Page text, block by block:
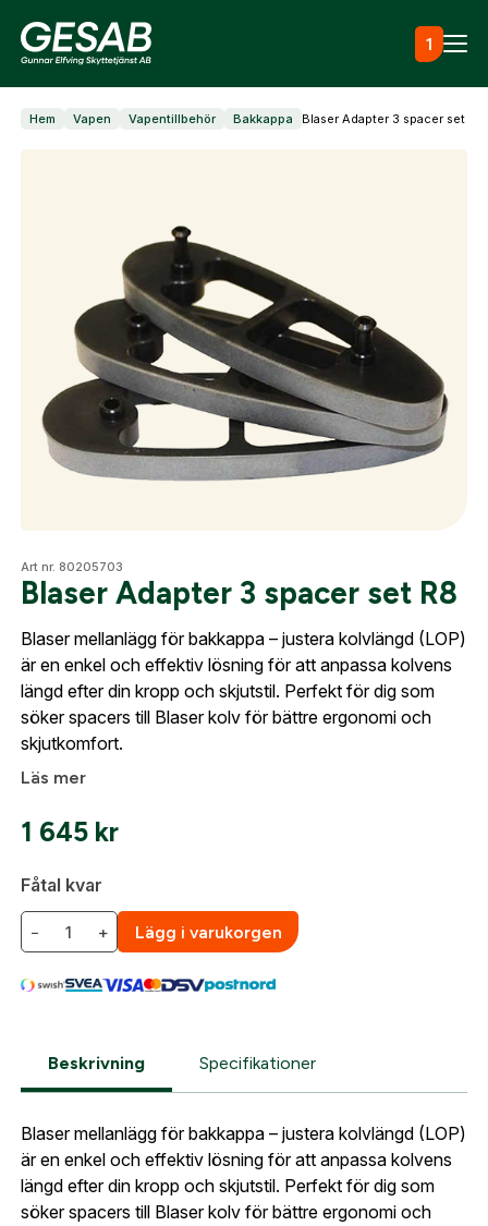
1
Ammunition
Utrustning
Jaktkläder & skor
Måltavlor
Vapen
Optik
Mer
Mitt konto
Kontakta oss
Hem Vapen Vapentillbehör Bakkappa Blaser Adapter 3 spacer set R8
Art nr. 80205703
Blaser Adapter 3 spacer set R8
Blaser mellanlägg för bakkappa – justera kolvlängd (LOP)
är en enkel och effektiv lösning för att anpassa kolvens
längd efter din kropp och skjutstil. Perfekt för dig som
söker spacers till Blaser kolv för bättre ergonomi och
skjutkomfort.
Läs mer
1 645 kr
Fåtal kvar
− + Lägg i varukorgen
Beskrivning Specifikationer
Blaser mellanlägg för bakkappa – justera kolvlängd (LOP)
är en enkel och effektiv lösning för att anpassa kolvens
längd efter din kropp och skjutstil. Perfekt för dig som
söker spacers till Blaser kolv för bättre ergonomi och
Logga in
Logga in för att handla med dina avtalspriser, smidig
fakturabetalning och tillgång till orderhistorik.
När du är inloggad hanteras beställningen
E-postadress:*
Glömt lösenord?
Fyll i dina företags- eller föreningsuppgifter i
formuläret så återkommer vi till dig när kontot är
skapat. I vår FAQ hittar du svar på de vanligaste
frågorna gällande Mitt konto.
Företag- eller Föreningsnamn:*
Leverans & fakturaadress
Gatuadress:*
Postnummer:
Ort:*
Fyll i din e-post adress nedan så kontaktar vi dig
så fort den här produkten är tillbaka i vårt
E-post adress
Jag godkänner att mina uppgifter sparas enligt
integritetspolicyn.